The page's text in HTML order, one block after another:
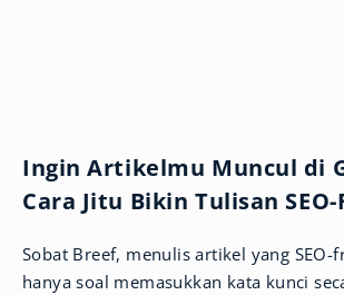
Ingin Artikelmu Muncul di
Cara Jitu Bikin Tulisan
Sobat Breef, menulis artikel yang SEO-
hanya soal memasukkan kata kunci